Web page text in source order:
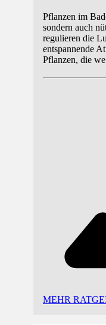
Pflanzen im
sondern auch
regulieren die
entspannende
Pflanzen, die we
MEHR